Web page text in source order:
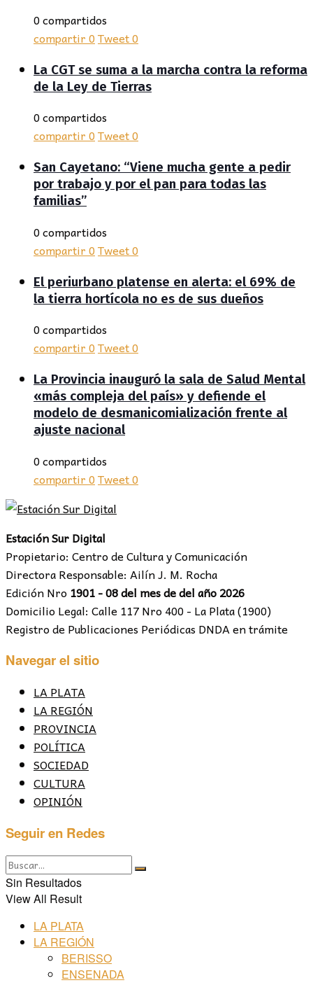
0 compartidos
compartir0Tweet0
La CGT se suma a la marcha contra la reforma
de la Ley de Tierras
0 compartidos
compartir0Tweet0
San Cayetano: “Viene mucha gente a pedir
por trabajo y por el pan para todas las
familias”
0 compartidos
compartir0Tweet0
El periurbano platense en alerta: el 69% de
la tierra hortícola no es de sus dueños
0 compartidos
compartir0Tweet0
La Provincia inauguró la sala de Salud Mental
«más compleja del país» y defiende el
modelo de desmanicomialización frente al
ajuste nacional
0 compartidos
compartir0Tweet0
Estación Sur Digital
Propietario: Centro de Cultura y Comunicación
Directora Responsable: Ailín J. M. Rocha
Edición Nro 1901 - 08 del mes de del año 2026
Domicilio Legal: Calle 117 Nro 400 - La Plata (1900)
Registro de Publicaciones Periódicas DNDA en trámite
Navegar el sitio
LA PLATA
LA REGIÓN
PROVINCIA
POLÍTICA
SOCIEDAD
CULTURA
OPINIÓN
Seguir en Redes
Sin Resultados
View All Result
LA PLATA
LA REGIÓN
BERISSO
ENSENADA